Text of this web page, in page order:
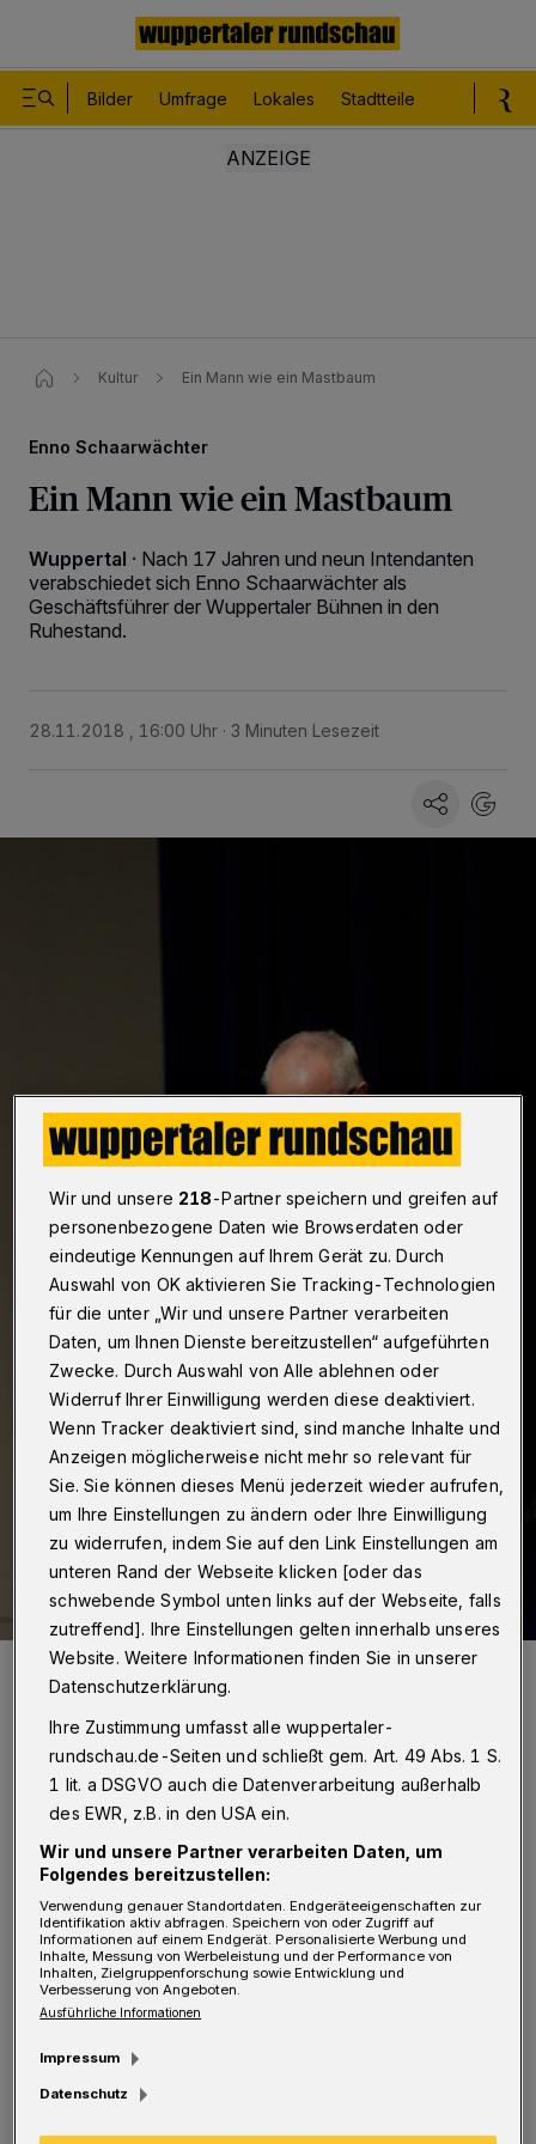
Bilder Umfrage Lokales Stadtteile
Kultur Ein Mann wie ein Mastbaum
Enno Schaarwächter
Ein Mann wie ein Mastbaum
Wuppertal · Nach 17 Jahren und neun Intendanten
verabschiedet sich Enno Schaarwächter als
Geschäftsführer der Wuppertaler Bühnen in den
Ruhestand.
28.11.2018 , 16:00 Uhr 3 Minuten Lesezeit
Die Reden auf Enno Schaarwächters Abschiedsfeier zeichneten
sich alle durch Warmherzigkeit, Humor und Leidenschaft aus. Als
„ruhender Pol“ wurde er trefflich bezeichnet.
Foto: Bettina Osswald
Von Klaus Göntzsche
N eun Intendanten hat er in 17 Jahren
erlebt. Enno Schaarwächter hat mit
ihnen gelitten, gekämpft, diskutiert und auch
die Freuden geteilt. Es gab viel zu erzählen bei
der Verabschiedung des Geschäftsführers der
Wir und unsere 218-Partner speichern und greifen auf
personenbezogene Daten wie Browserdaten oder
eindeutige Kennungen auf Ihrem Gerät zu. Durch
Auswahl von OK aktivieren Sie Tracking-Technologien
für die unter „Wir und unsere Partner verarbeiten
Daten, um Ihnen Dienste bereitzustellen“ aufgeführten
Zwecke. Durch Auswahl von Alle ablehnen oder
Widerruf Ihrer Einwilligung werden diese deaktiviert.
Wenn Tracker deaktiviert sind, sind manche Inhalte und
Anzeigen möglicherweise nicht mehr so relevant für
Sie. Sie können dieses Menü jederzeit wieder aufrufen,
um Ihre Einstellungen zu ändern oder Ihre Einwilligung
zu widerrufen, indem Sie auf den Link Einstellungen am
unteren Rand der Webseite klicken [oder das
schwebende Symbol unten links auf der Webseite, falls
zutreffend]. Ihre Einstellungen gelten innerhalb unseres
Website. Weitere Informationen finden Sie in unserer
Datenschutzerklärung.
Ihre Zustimmung umfasst alle wuppertaler-
rundschau.de-Seiten und schließt gem. Art. 49 Abs. 1 S.
1 lit. a DSGVO auch die Datenverarbeitung außerhalb
des EWR, z.B. in den USA ein.
Wir und unsere Partner verarbeiten Daten, um
Folgendes bereitzustellen:
Verwendung genauer Standortdaten. Endgeräteeigenschaften zur
Identifikation aktiv abfragen. Speichern von oder Zugriff auf
Informationen auf einem Endgerät. Personalisierte Werbung und
Inhalte, Messung von Werbeleistung und der Performance von
Inhalten, Zielgruppenforschung sowie Entwicklung und
Verbesserung von Angeboten.
Ausführliche Informationen
Impressum
Datenschutz